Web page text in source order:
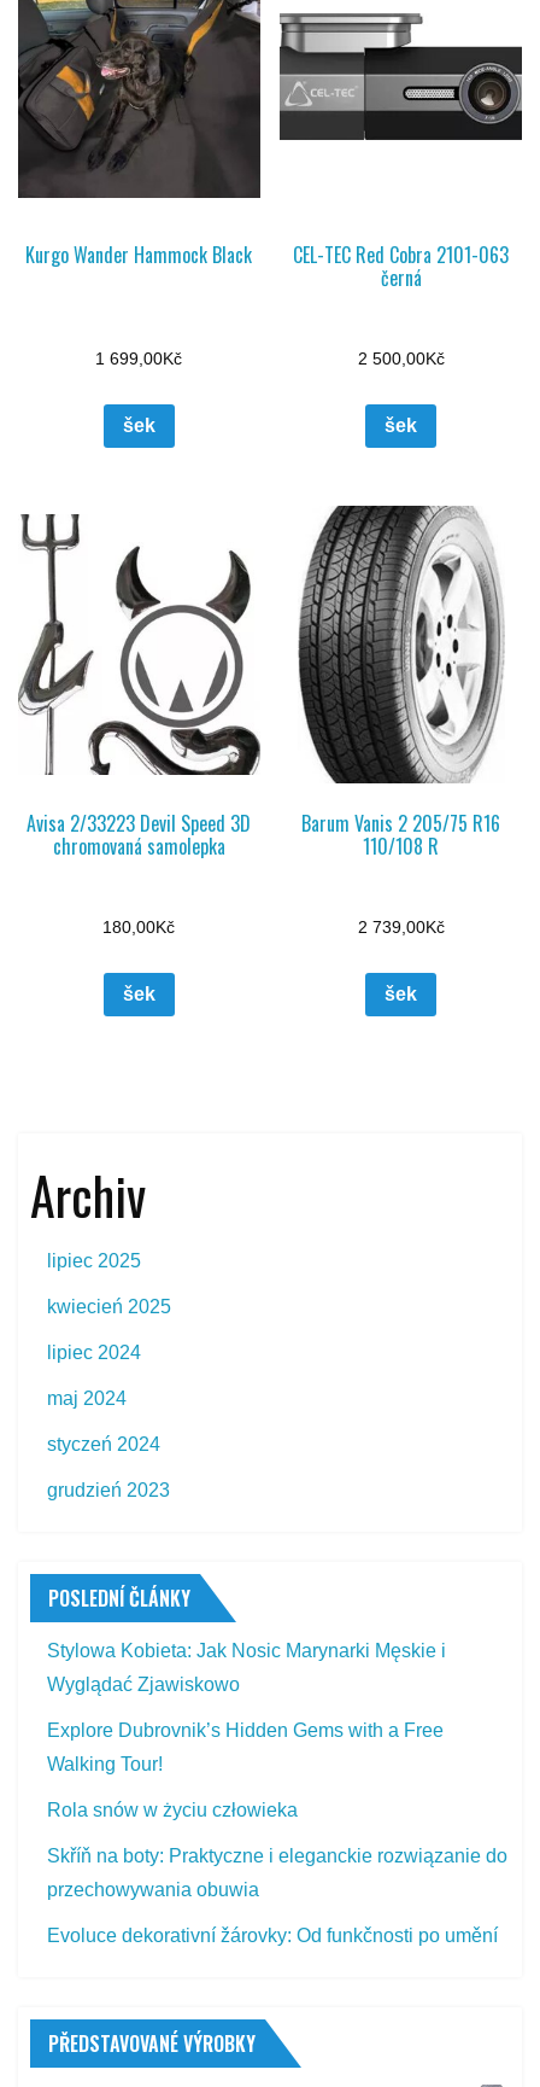
Kurgo Wander Hammock Black
1 699,00Kč
šek
CEL-TEC Red Cobra 2101-063
černá
2 500,00Kč
šek
Avisa 2/33223 Devil Speed 3D
chromovaná samolepka
180,00Kč
šek
Barum Vanis 2 205/75 R16
110/108 R
2 739,00Kč
šek
Archiv
lipiec 2025
kwiecień 2025
lipiec 2024
maj 2024
styczeń 2024
grudzień 2023
POSLEDNÍ ČLÁNKY
Stylowa Kobieta: Jak Nosic Marynarki Męskie i
Wyglądać Zjawiskowo
Explore Dubrovnik’s Hidden Gems with a Free
Walking Tour!
Rola snów w życiu człowieka
Skříň na boty: Praktyczne i eleganckie rozwiązanie do
przechowywania obuwia
Evoluce dekorativní žárovky: Od funkčnosti po umění
PŘEDSTAVOVANÉ VÝROBKY